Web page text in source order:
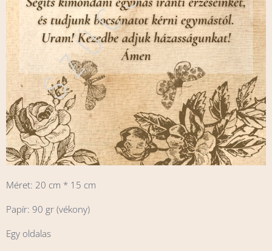
Méret: 20 cm * 15 cm
Papír: 90 gr (vékony)
Egy oldalas